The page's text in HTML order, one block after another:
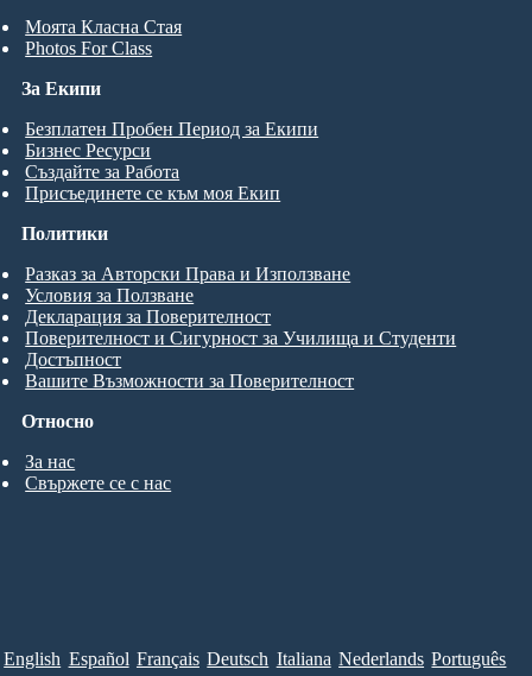
Моята Класна Стая
Photos For Class
За Екипи
Безплатен Пробен Период за Екипи
Бизнес Ресурси
Създайте за Работа
Присъединете се към моя Екип
Относно
За нас
Свържете се с нас
Политики
Разказ за Авторски Права и Използване
Условия за Ползване
Декларация за Поверителност
Поверителност и Сигурност за Училища и Студенти
Достъпност
Вашите Възможности за Поверителност
English Español Français Deutsch Italiana Nederlands Português